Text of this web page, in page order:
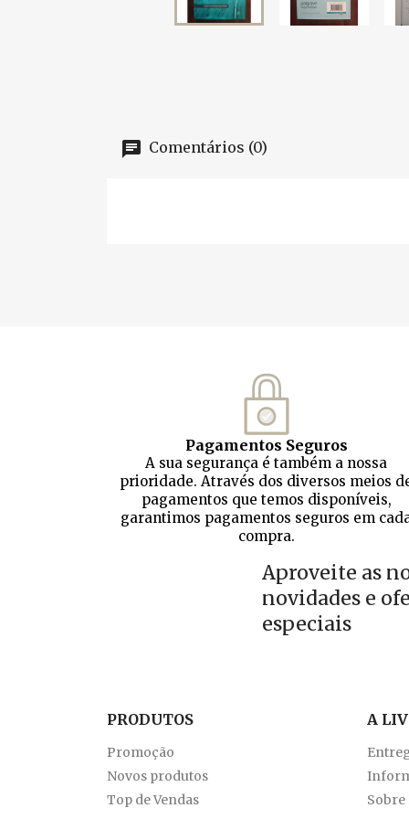
Comentários (0)
Pagamentos Seguros
A sua segurança é também a nossa
prioridade. Através dos diversos meios
pagamentos que temos disponíveis,
garantimos pagamentos seguros em
compra.
Aproveite as
novidades e
especiais
PRODUTOS
Promoção
Novos produtos
Top de Vendas
A
Sobre